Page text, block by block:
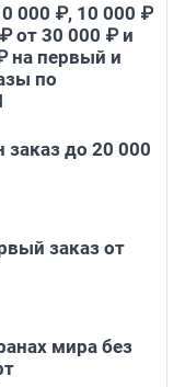
000 ₽, 10 000 ₽
от 30 000 ₽ и
на первый и
по
заказ до 20 000
заказ от
мира без